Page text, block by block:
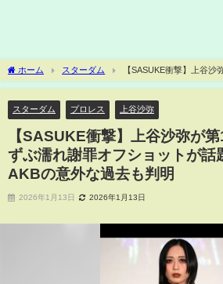
ホーム スターダム
【SASUKE衝撃】上谷
謝罪オフショットが話題に！元バイトAKBの意外な過
スターダム プロレス 上谷沙弥
【SASUKE衝撃】上谷沙弥が
ずぶ濡れ謝罪オフショットが話
AKBの意外な過去も判明
2026年1月13日 2026年1月13日